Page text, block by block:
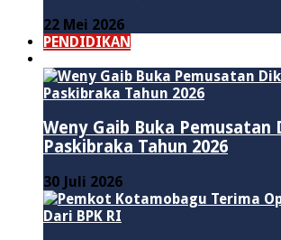
22 Mei 2026
PENDIDIKAN
Weny Gaib Buka Pemusatan
Paskibraka Tahun 2026
30 Juli 2026